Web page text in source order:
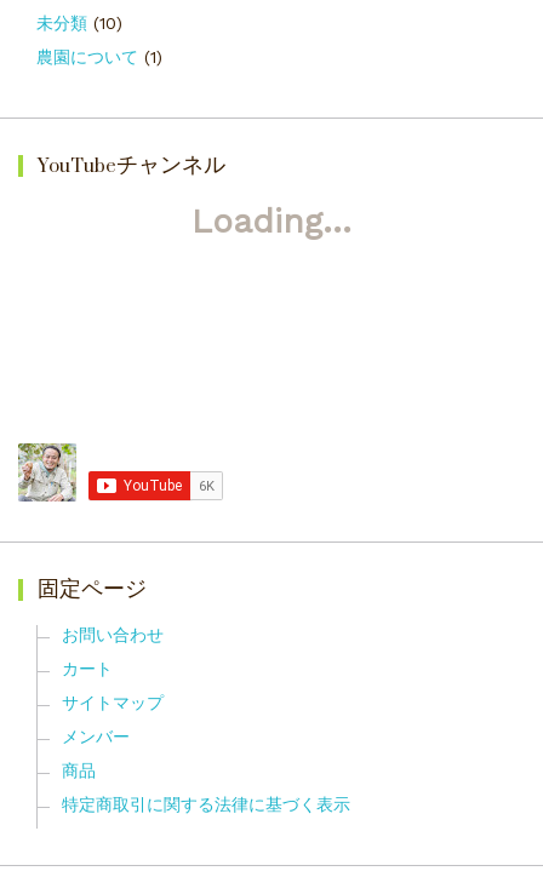
未分類(10)
農園について (1)
YouTubeチャンネル
固定ページ
お問い合わせ
カート
サイトマップ
メンバー
商品
特定商取引に関する法律に基づく表示